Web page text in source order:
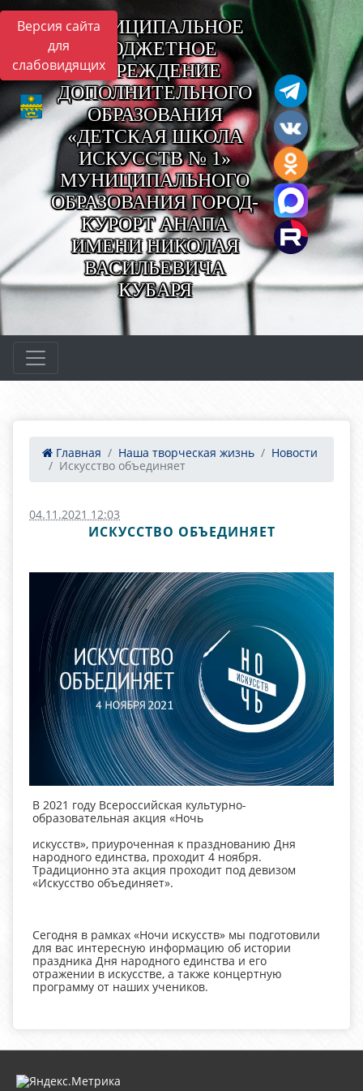
Версия сайта
для
слабовидящих
МУНИЦИПАЛЬНОЕ
БЮДЖЕТНОЕ
УЧРЕЖДЕНИЕ
ДОПОЛНИТЕЛЬНОГО
ОБРАЗОВАНИЯ
«ДЕТСКАЯ ШКОЛА
ИСКУССТВ № 1»
МУНИЦИПАЛЬНОГО
ОБРАЗОВАНИЯ ГОРОД-
КУРОРТ АНАПА
ИМЕНИ НИКОЛАЯ
ВАСИЛЬЕВИЧА
КУБАРЯ
Главная Наша творческая жизнь
Новости
Искусство объединяет
04.11.2021 12:03
ИСКУССТВО ОБЪЕДИНЯЕТ
В 2021 году Всероссийская культурно-
образовательная акция «Ночь
искусств», приуроченная к празднованию Дня
народного единства, проходит 4 ноября.
Традиционно эта акция проходит под девизом
«Искусство объединяет».
Сегодня в рамках «Ночи искусств» мы подготовили
для вас интересную информацию об истории
праздника Дня народного единства и его
отражении в искусстве, а также концертную
программу от наших учеников.